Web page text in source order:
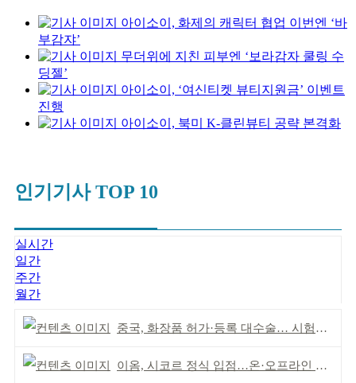
아이소이, 화제의 캐릭터 협업 이번엔 ‘바
부감쟈’
무더위에 지친 피부엔 ‘보라감자 쿨링 수
딩젤’
아이소이, ‘여신티켓 뷰티지원금’ 이벤트
진행
아이소이, 북미 K-클린뷰티 공략 본격화
인기기사 TOP 10
실시간
일간
주간
월간
중국, 화장품 허가·등록 대수술… 시험자료 공용 허용
이옴, 시코르 정식 입점…온·오프라인 유통망 확대